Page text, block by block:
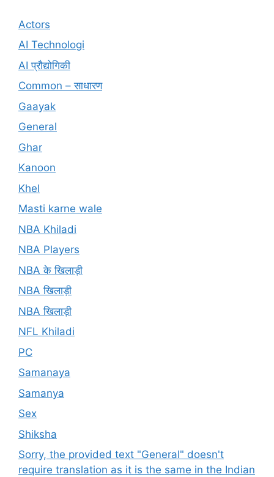
Actors
AI Technologi
AI प्रौद्योगिकी
Common – साधारण
Gaayak
General
Ghar
Kanoon
Khel
Masti karne wale
NBA Khiladi
NBA Players
NBA के खिलाड़ी
NBA खिलाड़ी
NBA खिलाड़ी
NFL Khiladi
PC
Samanaya
Samanya
Sex
Shiksha
Sorry, the provided text "General" doesn't
require translation as it is the same in the Indian